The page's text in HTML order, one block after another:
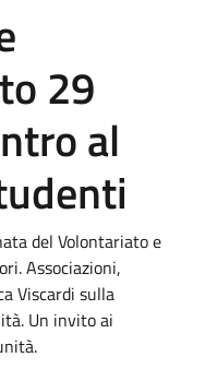
29
al
del Volontariato e
Associazioni,
Viscardi sulla
Un invito ai